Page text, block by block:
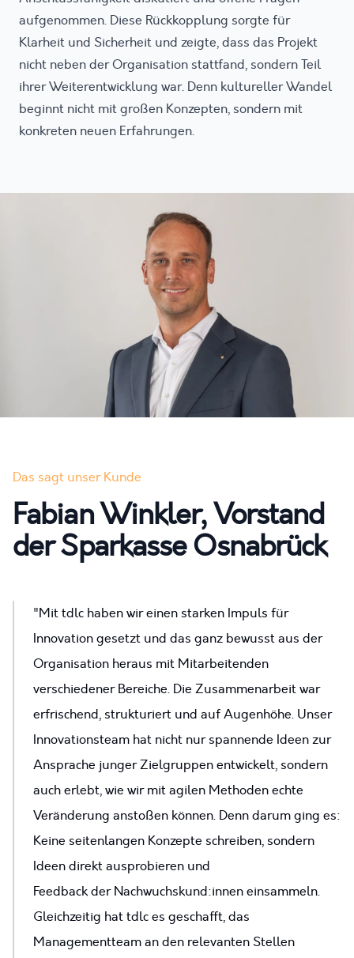
aufgenommen. Diese Rückkopplung sorgte für
Klarheit und Sicherheit und zeigte, dass das Projekt
nicht neben der Organisation stattfand, sondern Teil
ihrer Weiterentwicklung war. Denn kultureller Wandel
beginnt nicht mit großen Konzepten, sondern mit
konkreten neuen Erfahrungen.
Das sagt unser Kunde
Fabian Winkler, Vorstand
der Sparkasse Osnabrück
"Mit tdlc haben wir einen starken Impuls für
Innovation gesetzt und das ganz bewusst aus der
Organisation heraus mit Mitarbeitenden
verschiedener Bereiche. Die Zusammenarbeit war
erfrischend, strukturiert und auf Augenhöhe. Unser
Innovationsteam hat nicht nur spannende Ideen zur
Ansprache junger Zielgruppen entwickelt, sondern
auch erlebt, wie wir mit agilen Methoden echte
Veränderung anstoßen können. Denn darum ging es:
Keine seitenlangen Konzepte schreiben, sondern
Ideen direkt ausprobieren und
Feedback der Nachwuchskund:innen einsammeln.
Gleichzeitig hat tdlc es geschafft, das
Managementteam an den relevanten Stellen